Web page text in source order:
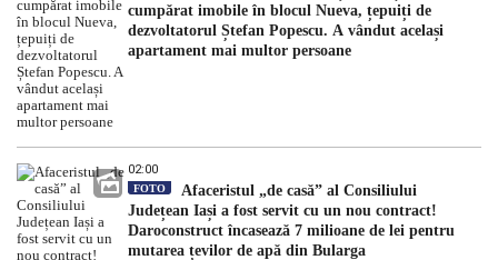
cumpărat imobile în blocul Nueva, țepuiți de
dezvoltatorul Ștefan Popescu. A vândut același
apartament mai multor persoane
02:00
FOTO
Afaceristul „de casă” al Consiliului
Județean Iași a fost servit cu un nou contract!
Daroconstruct încasează 7 milioane de lei pentru
mutarea țevilor de apă din Bularga